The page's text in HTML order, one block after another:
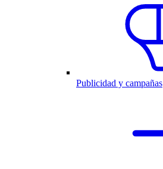
Publicidad y campañas